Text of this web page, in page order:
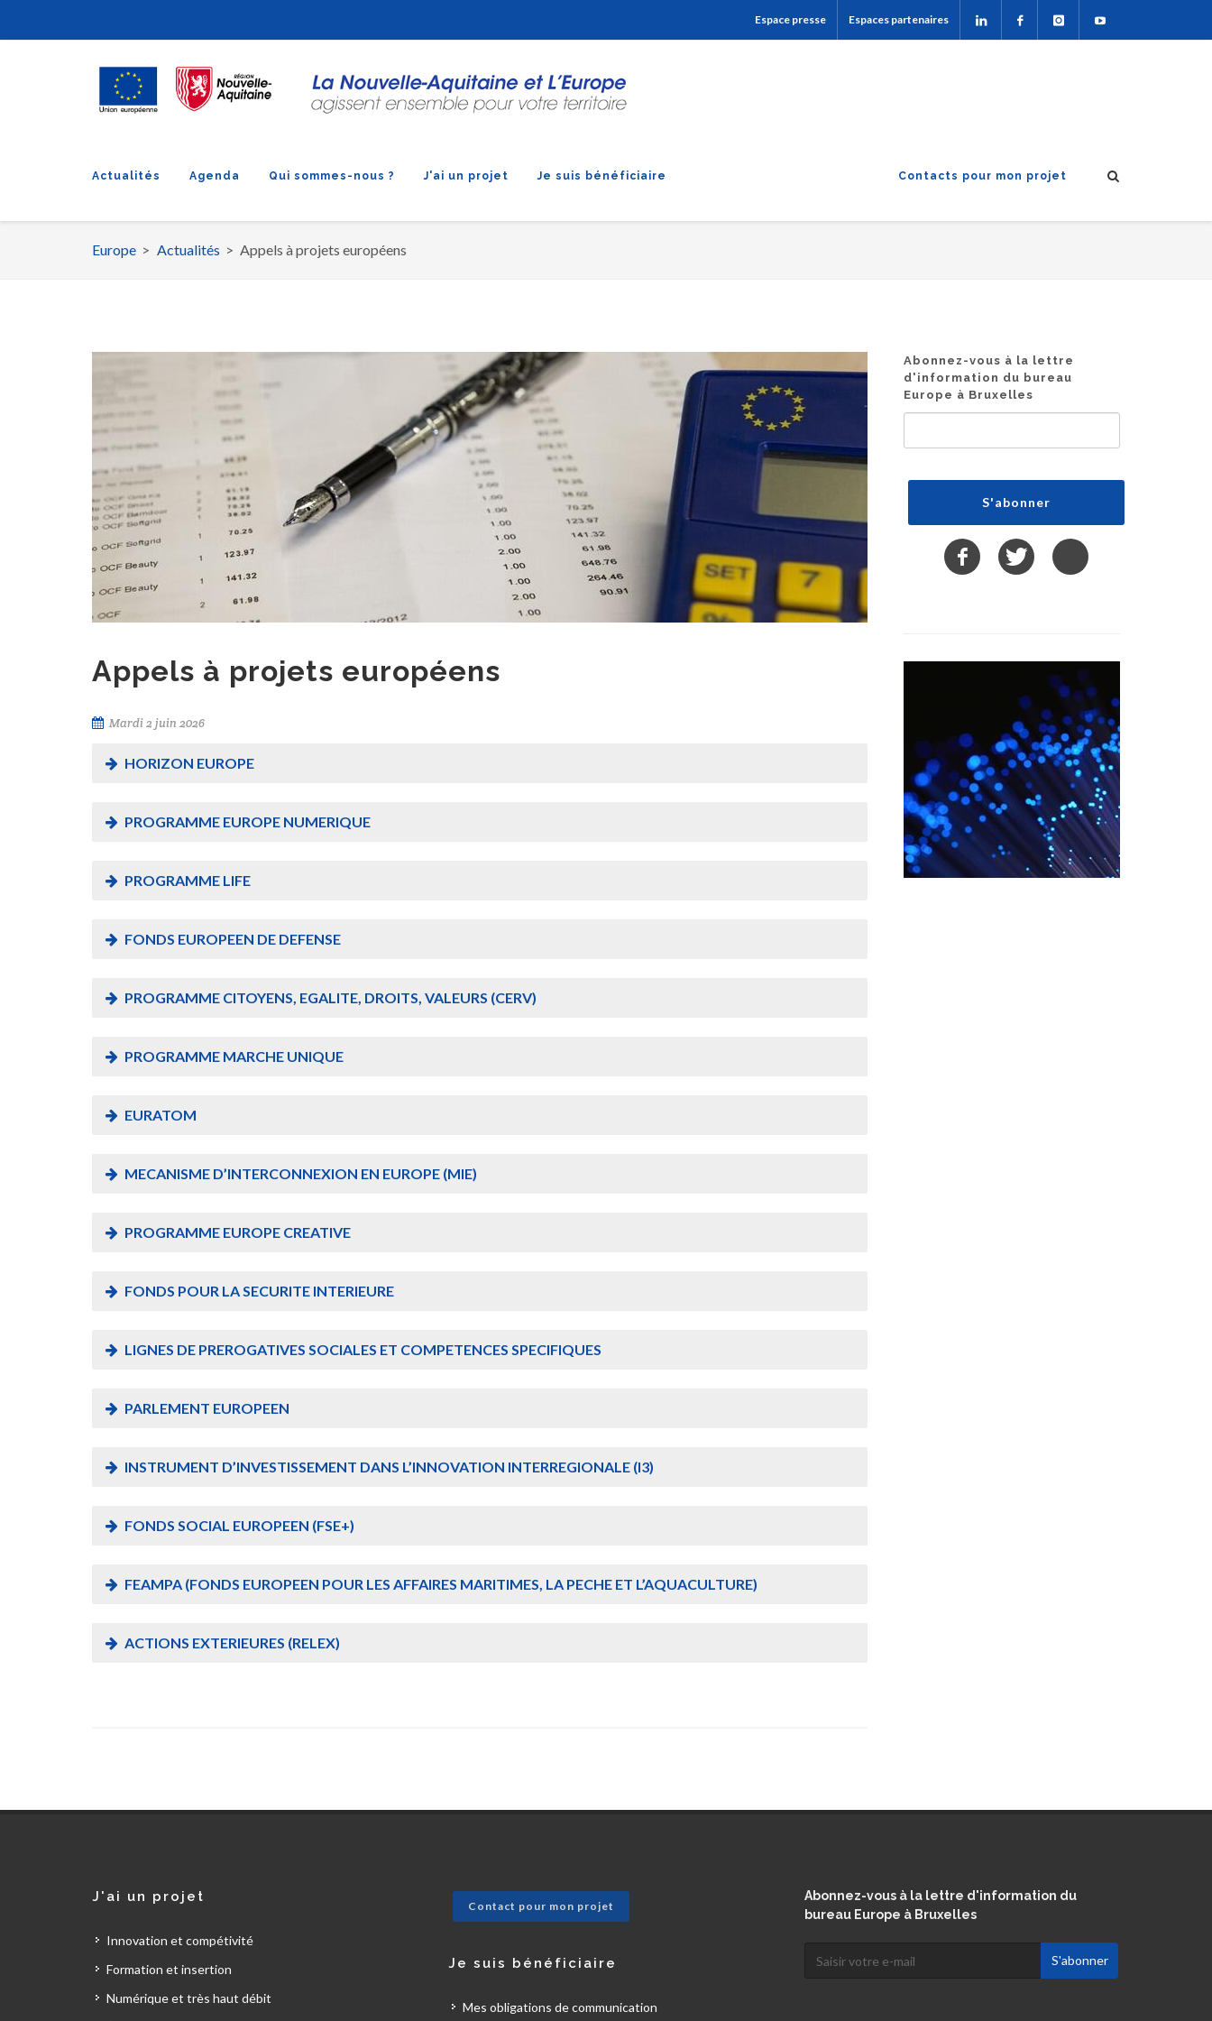
Espace presse Espaces partenaires
Actualités Agenda Qui sommes-nous ? J'ai un projet Je suis bénéficiaire Contacts pour mon projet
Fil
Europe Actualités Appels à projets européens
Appels à projets européens
Mardi 2 juin 2026
HORIZON EUROPE
PROGRAMME EUROPE NUMERIQUE
PROGRAMME LIFE
FONDS EUROPEEN DE DEFENSE
PROGRAMME CITOYENS, EGALITE, DROITS, VALEURS (CERV)
PROGRAMME MARCHE UNIQUE
EURATOM
MECANISME D’INTERCONNEXION EN EUROPE (MIE)
PROGRAMME EUROPE CREATIVE
FONDS POUR LA SECURITE INTERIEURE
LIGNES DE PREROGATIVES SOCIALES ET COMPETENCES SPECIFIQUES
PARLEMENT EUROPEEN
INSTRUMENT D’INVESTISSEMENT DANS L’INNOVATION INTERREGIONALE (I3)
FONDS SOCIAL EUROPEEN (FSE+)
FEAMPA (FONDS EUROPEEN POUR LES AFFAIRES MARITIMES, LA PECHE ET L’AQUACULTURE)
ACTIONS EXTERIEURES (RELEX)
Abonnez-vous à la lettre
d'information du bureau
Europe à Bruxelles
J'ai un projet
Innovation et compétivité
Formation et insertion
Numérique et très haut débit
Contact pour mon projet
Je suis bénéficiaire
Mes obligations de communication
Abonnez-vous à la lettre d'information du
bureau Europe à Bruxelles